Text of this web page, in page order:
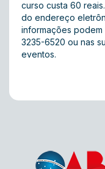
curso custa 60
do endereço
informações
3235-6520 ou nas
eventos.